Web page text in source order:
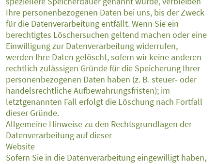
Ihre personenbezogenen Daten bei uns, bis der Zweck
für die Datenverarbeitung entfällt. Wenn Sie ein
berechtigtes Löschersuchen geltend machen oder eine
Einwilligung zur Datenverarbeitung widerrufen,
werden Ihre Daten gelöscht, sofern wir keine anderen
rechtlich zulässigen Gründe für die Speicherung Ihrer
personenbezogenen Daten haben (z. B. steuer- oder
handelsrechtliche Aufbewahrungsfristen); im
letztgenannten Fall erfolgt die Löschung nach Fortfall
dieser Gründe.
Allgemeine Hinweise zu den Rechtsgrundlagen der
Datenverarbeitung auf dieser
Website
Sofern Sie in die Datenverarbeitung eingewilligt haben,